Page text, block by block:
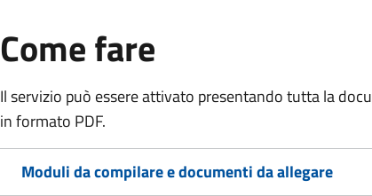
Come fare
Il servizio può essere attivato presentando tutta la
in formato PDF.
Moduli da compilare e documenti da allegare